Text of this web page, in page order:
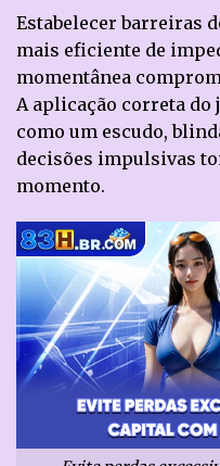
Estabelecer barreiras
mais eficiente de
momentânea
A aplicação correta
como um escudo,
decisões impulsivas
momento.